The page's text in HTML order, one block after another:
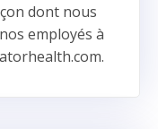
dont nous
employés à